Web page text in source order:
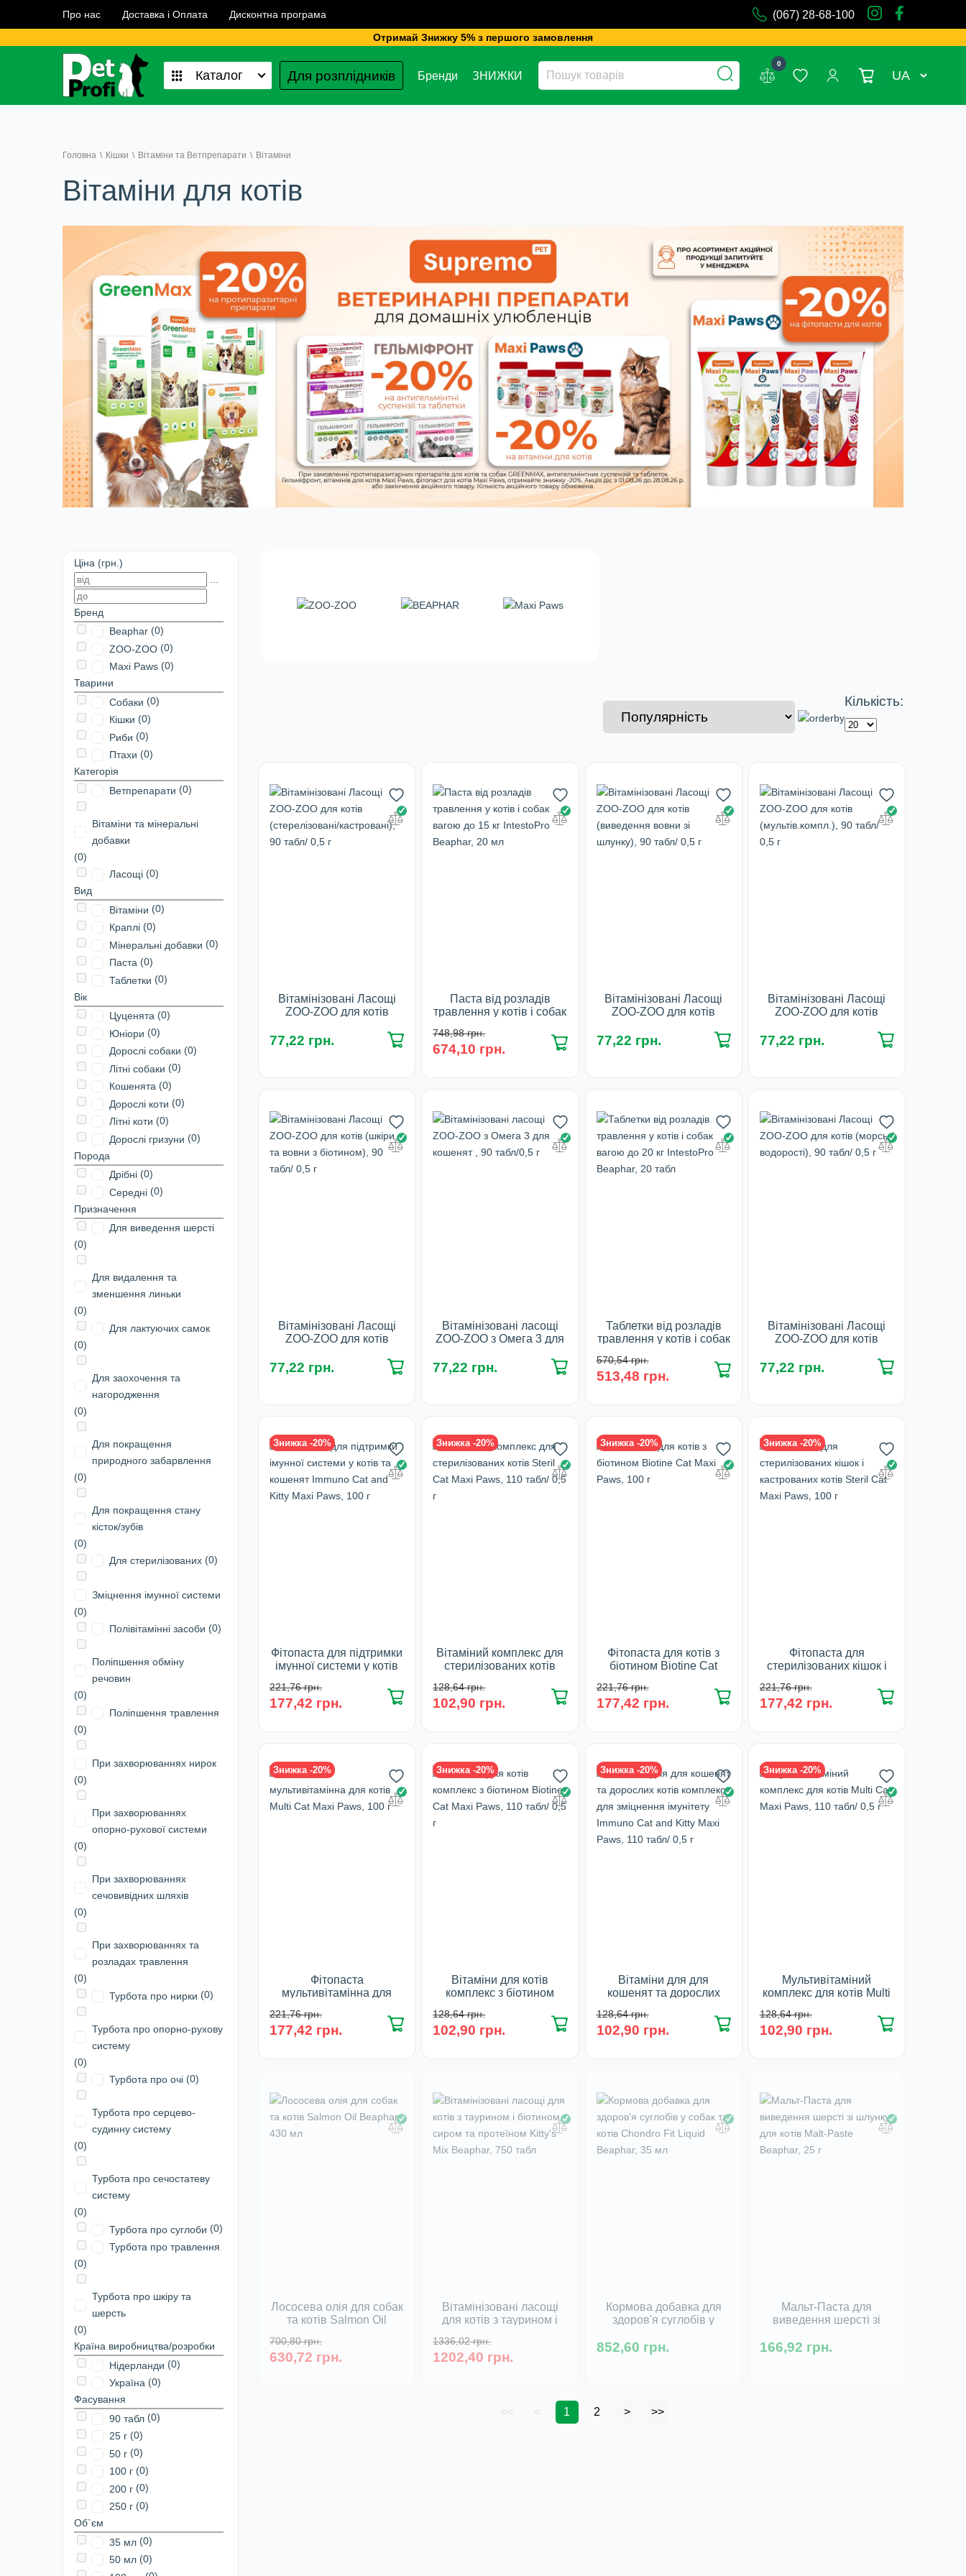
Про нас Доставка і Оплата Дисконтна програма (067) 28-68-100
Отримай Знижку 5% з першого замовлення
Каталог Для розплідників Бренди ЗНИЖКИ
0
UA
Головна \ Кішки \ Вітаміни та Ветпрепарати \ Вітаміни
Вітаміни для котів
Ціна (грн.)
Бренд
Beaphar (0)
ZOO-ZOO (0)
Maxi Paws (0)
Тварини
Собаки (0)
Кішки (0)
Риби (0)
Птахи (0)
Категорія
Ветпрепарати (0)
Вітаміни та мінеральні
добавки
(0)
Ласощі (0)
Вид
Вітаміни (0)
Краплі (0)
Мінеральні добавки (0)
Паста (0)
Таблетки (0)
Вік
Цуценята (0)
Юніори (0)
Дорослі собаки (0)
Літні собаки (0)
Кошенята (0)
Дорослі коти (0)
Літні коти (0)
Дорослі гризуни (0)
Порода
Дрібні (0)
Середні (0)
Призначення
Для виведення шерсті
(0)
Для видалення та
зменшення линьки
(0)
Для лактуючих самок
(0)
Для заохочення та
нагородження
(0)
Для покращення
природного забарвлення
(0)
Для покращення стану
кісток/зубів
(0)
Для стерилізованих (0)
Зміцнення імунної системи
(0)
Полівітамінні засоби (0)
Поліпшення обміну
речовин
(0)
Поліпшення травлення
(0)
При захворюваннях нирок
(0)
При захворюваннях
опорно-рухової системи
(0)
При захворюваннях
сечовивідних шляхів
(0)
При захворюваннях та
розладах травлення
(0)
Турбота про нирки (0)
Турбота про опорно-рухову
систему
(0)
Турбота про очі (0)
Турбота про серцево-
судинну систему
(0)
Турбота про сечостатеву
систему
(0)
Турбота про суглоби (0)
Турбота про травлення
(0)
Турбота про шкіру та
шерсть
(0)
Країна виробництва/розробки
Нідерланди (0)
Україна (0)
Фасування
90 табл (0)
25 г (0)
50 г (0)
100 г (0)
200 г (0)
250 г (0)
Об`єм
35 мл (0)
50 мл (0)
Кількість:
Вітамінізовані Ласощі
ZOO-ZOO для котів
кастровані), 90 табл/ 0,5
У наявності
77,22 грн.
Паста від розладів
травлення у котів і собак
Beaphar, 20 мл
Об`єм:
748,98 грн.
674,10 грн.
Вітамінізовані Ласощі
ZOO-ZOO для котів
шлунку), 90 табл/ 0,5 г
77,22 грн.
Вітамінізовані Ласощі
ZOO-ZOO для котів
0,5 г
77,22 грн.
Вітамінізовані Ласощі
ZOO-ZOO для котів
біотином), 90 табл/ 0,5 г
У наявності
77,22 грн.
Вітамінізовані ласощі
ZOO-ZOO з Омега 3 для
Фасування:
77,22 грн.
Таблетки від розладів
травлення у котів і собак
Beaphar, 20 табл
У наявності
570,54 грн.
513,48 грн.
Вітамінізовані Ласощі
ZOO-ZOO для котів
табл/ 0,5 г
У наявності
77,22 грн.
Знижка -20%
Фітопаста для підтримки
імунної системи у котів
and Kitty Maxi Paws, 100
г
У наявності
221,76 грн.
177,42 грн.
Знижка -20%
Вітаміний комплекс для
стерилізованих котів
табл/ 0,5 г
У наявності
128,64 грн.
102,90 грн.
Знижка -20%
Фітопаста для котів з
біотином Biotine Cat
Фасування:
221,76 грн.
177,42 грн.
Знижка -20%
Фітопаста для
стерилізованих кішок і
Cat Maxi Paws, 100 г
Фасування:
У наявності
221,76 грн.
177,42 грн.
Знижка -20%
Фітопаста
мультивітамінна для
Paws, 100 г
Фасування:
221,76 грн.
177,42 грн.
Знижка -20%
Вітаміни для котів
комплекс з біотином
110 табл/ 0,5 г
У наявності
128,64 грн.
102,90 грн.
Знижка -20%
Вітаміни для для
кошенят та дорослих
зміцнення імунітету
Immuno Cat and Kitty
128,64 грн.
102,90 грн.
Знижка -20%
Мультивітаміний
комплекс для котів Multi
У наявності
128,64 грн.
102,90 грн.
Лососева олія для собак
та котів Salmon Oil
Немає в наявності
700,80 грн.
630,72 грн.
Вітамінізовані ласощі
для котів з таурином і
протеїном Kitty's Mix
Beaphar, 750 табл
1336,02 грн.
1202,40 грн.
Кормова добавка для
здоров'я суглобів у
Fit Liquid Beaphar, 35 мл
852,60 грн.
Мальт-Паста для
виведення шерсті зі
Paste Beaphar, 25 г
166,92 грн.
<< < 1 2 > >>